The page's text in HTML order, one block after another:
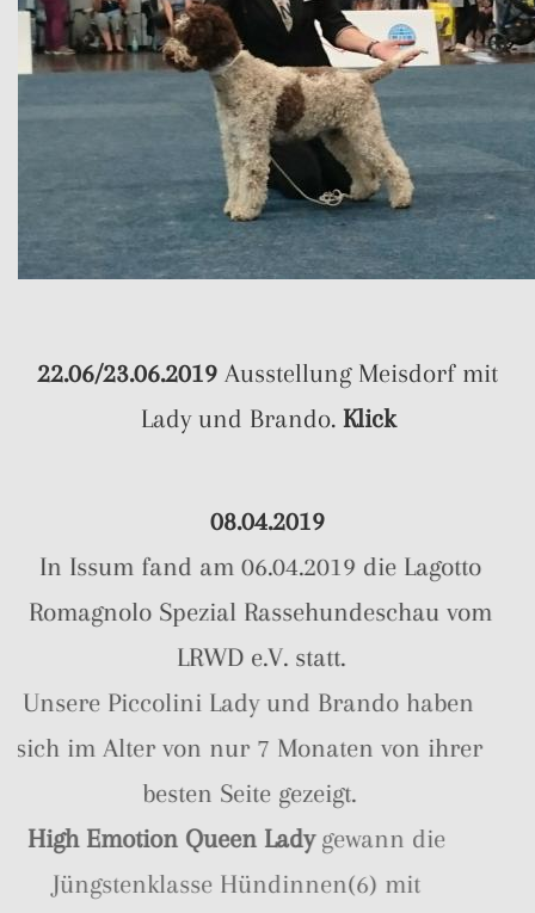
22.06/23.06.2019 Ausstellung Meisdorf mit
Lady und Brando. Klick
08.04.2019
In Issum fand am 06.04.2019 die Lagotto
Romagnolo Spezial Rassehundeschau vom
LRWD e.V. statt.
Unsere Piccolini Lady und Brando haben
sich im Alter von nur 7 Monaten von ihrer
besten Seite gezeigt.
High Emotion Queen Ladygewann die
Jüngstenklasse Hündinnen(6) mit